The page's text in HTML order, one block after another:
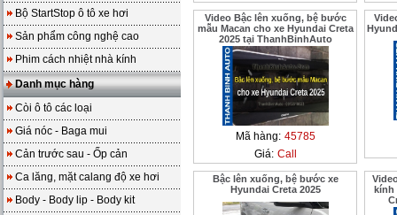
Bộ StartStop ô tô xe hơi
Sản phẩm công nghệ cao
Phim cách nhiệt nhà kính
Danh mục hàng
Còi ô tô các loại
Giá nóc - Baga mui
Cản trước sau - Ốp cản
Ca lăng, mặt calang độ xe hơi
Body - Body lip - Body kit
Video Bậc lên xuống, bệ bước
mẫu Macan cho xe Hyundai Creta
2025 tại ThanhBinhAuto
Mã hàng: 45785
Giá: Call
Bậc lên xuống, bệ bước xe
Hyundai Creta 2025
kính